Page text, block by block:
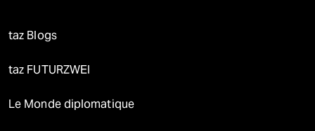
taz Blogs
taz FUTURZWEI
Le Monde diplomatique